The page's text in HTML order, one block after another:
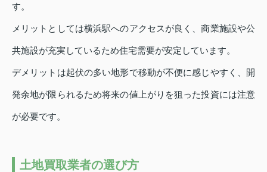
す。
メリットとしては横浜駅へのアクセスが良く、商業施設や公
共施設が充実しているため住宅需要が安定しています。
デメリットは起伏の多い地形で移動が不便に感じやすく、開
発余地が限られるため将来の値上がりを狙った投資には注意
が必要です。
土地買取業者の選び方